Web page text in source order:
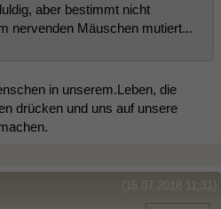
aber bestimmt nicht
nervenden Mäuschen mutiert...
in unserem.Leben, die
drücken und uns auf unsere
(15.07.2018 11:31)